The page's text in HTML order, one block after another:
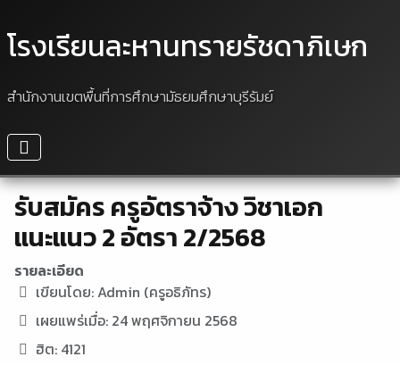
โรงเรียนละหานทรายรัชดาภิเษก
สำนักงานเขตพื้นที่การศึกษามัธยมศึกษาบุรีรัมย์
รับสมัคร ครูอัตราจ้าง วิชาเอก
แนะแนว 2 อัตรา 2/2568
รายละเอียด
เขียนโดย: Admin (ครูอธิภัทร)
เผยแพร่เมื่อ: 24 พฤศจิกายน 2568
ฮิต: 4121